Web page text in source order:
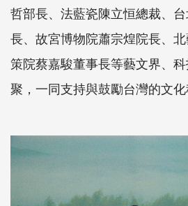
哲部長、法藍瓷陳立恒總裁、
長、故宮博物院蕭宗煌院長、
策院蔡嘉駿董事長等藝文界、
聚，一同支持與鼓勵台灣的文化